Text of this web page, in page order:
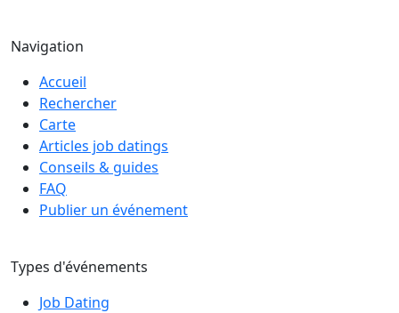
Navigation
Accueil
Rechercher
Carte
Articles job datings
Conseils & guides
FAQ
Publier un événement
Types d'événements
Job Dating